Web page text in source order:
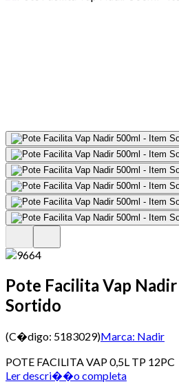
Pote Facilita Vap
Sortido
(C�digo: 5183029)Marca: Nadir
POTE FACILITA VAP 0,5L TP 12PC
Ler descri��o completa